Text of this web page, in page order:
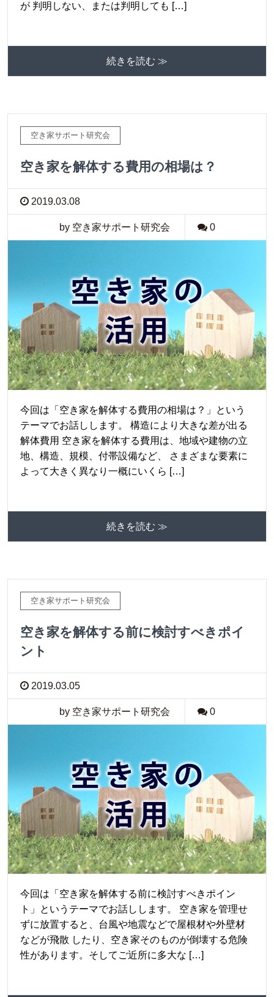
が 判明しない、または判明しても […]
続きを読む ≫
空き家サポート研究会
空き家を解体する費用の相場は？
2019.03.08
by 空き家サポート研究会 0
今回は「空き家を解体する費用の相場は？」という
テーマでお話しします。 構造により大きな差が出る
解体費用 空き家を解体する費用は、地域や建物の立
地、構造、規模、付帯設備など、 さまざまな要素に
よって大きく異なり一概にいくら […]
続きを読む ≫
空き家サポート研究会
空き家を解体する前に検討すべきポイ
ント
2019.03.05
by 空き家サポート研究会 0
今回は「空き家を解体する前に検討すべきポイン
ト」というテーマでお話しします。 空き家を管理せ
ずに放置すると、台風や地震などで屋根材や外壁材
などが飛散 したり、空き家そのものが倒壊する危険
性があります。そしてご近所に多大な […]